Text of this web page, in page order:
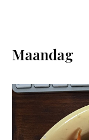
Maandag